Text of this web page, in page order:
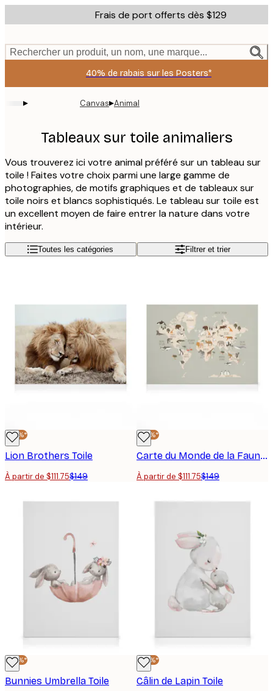
to
content.
Frais de port offerts dès $129
Rechercher un produit, un nom, une marque...
40% de rabais sur les Posters*
▸ Canvas▸Animal
Tableaux sur toile animaliers
Vous trouverez ici votre animal préféré sur un tableau sur
toile ! Faites votre choix parmi une large gamme de
photographies, de motifs graphiques et de tableaux sur
toile noirs et blancs sophistiqués. Le tableau sur toile est
un excellent moyen de faire entrer la nature dans votre
intérieur.
Toutes les catégories Filtrer et trier
-25%*
Lion Brothers Toile
À partir de $111.75$149
-25%*
Carte du Monde de la Faune Toile
À partir de $111.75$149
-25%*
Bunnies Umbrella Toile
-25%*
Câlin de Lapin Toile